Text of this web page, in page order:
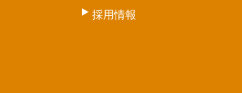
採用情報